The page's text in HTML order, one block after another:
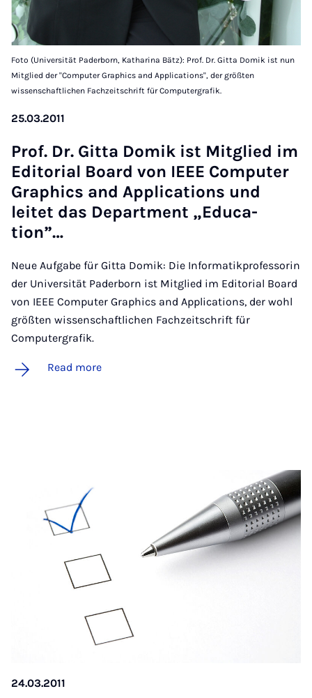
Foto (Universität Paderborn, Katharina Bätz): Prof. Dr. Gitta Domik ist nun
Mitglied der "Computer Graphics and Applications", der größten
wissenschaftlichen Fachzeitschrift für Computergrafik.
25.03.2011
Prof. Dr. Gitta Domik ist Mit­glied im
Ed­it­or­i­al Board von IEEE Com­puter
Graph­ics and Ap­plic­a­tions und
leitet das De­part­ment „E­du­ca­
tion”…
Neue Aufgabe für Gitta Domik: Die Informatikprofessorin
der Universität Paderborn ist Mitglied im Editorial Board
von IEEE Computer Graphics and Applications, der wohl
größten wissenschaftlichen Fachzeitschrift für
Computergrafik.
Read more
24.03.2011